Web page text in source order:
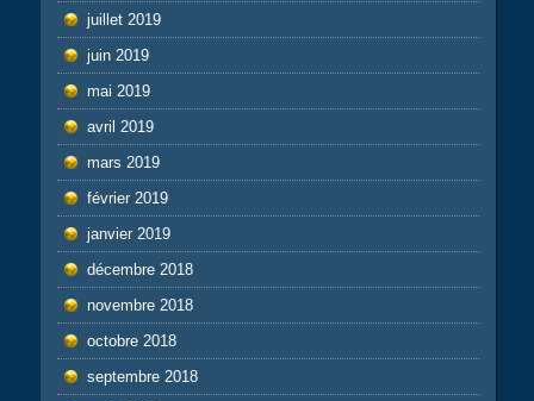
juillet 2019
juin 2019
mai 2019
avril 2019
mars 2019
février 2019
janvier 2019
décembre 2018
novembre 2018
octobre 2018
septembre 2018